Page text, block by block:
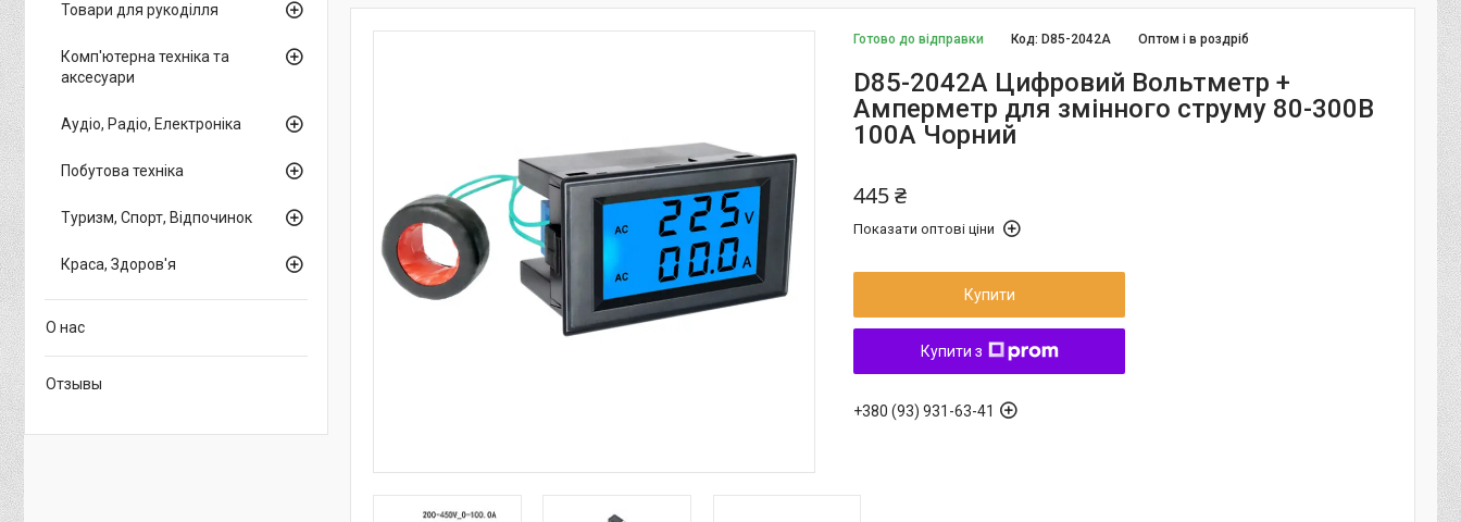
Готово до відправки Оптом і в роздріб
Код: D85-2042A
D85-2042A Цифровий Вольтметр +
Амперметр для змінного струму 80-300В
100А Чорний
445 ₴
Показати оптові ціни
Купити
Купити з
+380 (93) 931-63-41
Товари для рукоділля
Комп'ютерна техніка та
аксесуари
Аудіо, Радіо, Електроніка
Побутова техніка
Туризм, Спорт, Відпочинок
Краса, Здоров'я
О нас
Отзывы